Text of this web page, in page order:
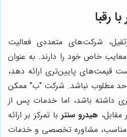
رقبا
شرکت‌های متعددی فعالیت
خاص خود را دارند. به عنوان
قیمت‌های پایین‌تری ارائه دهد،
حد مطلوب نباشد. شرکت "ب" ممکن
داشته باشد، اما خدمات پس از
هیدرو سنتربا تمرکز بر ارائه
مناسب، مشاوره تخصصی و خدمات